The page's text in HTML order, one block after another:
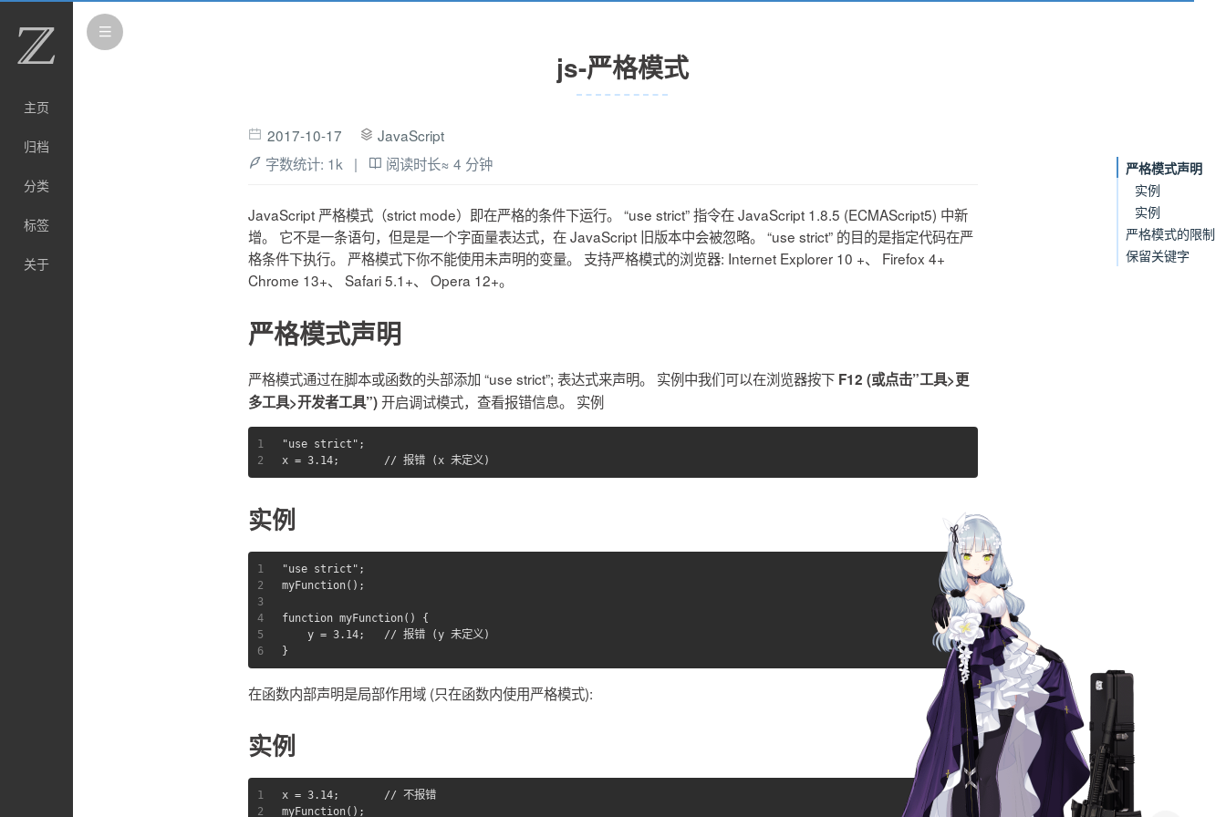
js-严格模式
2017-10-17
JavaScript
字数统计: 1k | 阅读时长≈ 4 分钟
严格模式声明
实例
实例
严格模式的限制
保留关键字
JavaScript 严格模式（strict mode）即在严格的条件下运行。 “use strict” 指令在 JavaScript 1.8.5 (ECMAScript5) 中新
增。 它不是一条语句，但是是一个字面量表达式，在 JavaScript 旧版本中会被忽略。 “use strict” 的目的是指定代码在严
格条件下执行。 严格模式下你不能使用未声明的变量。 支持严格模式的浏览器: Internet Explorer 10 +、 Firefox 4+
Chrome 13+、 Safari 5.1+、 Opera 12+。
严格模式声明
严格模式通过在脚本或函数的头部添加 “use strict”; 表达式来声明。 实例中我们可以在浏览器按下 F12 (或点击”工具>更
多工具>开发者工具”)开启调试模式，查看报错信息。 实例
1
2
"use strict";
x = 3.14;       // 报错 (x 未定义)
实例
1
2
3
4
5
6
"use strict";
myFunction();
function myFunction() {
y = 3.14;   // 报错 (y 未定义)
}
在函数内部声明是局部作用域 (只在函数内使用严格模式):
实例
1
2
x = 3.14;       // 不报错
myFunction();
主页
归档
分类
标签
关于